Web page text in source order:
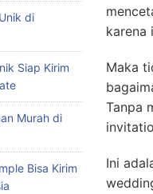
karena
Maka
Tanpa
Ini
di
Siap Kirim
Murah di
Bisa Kirim